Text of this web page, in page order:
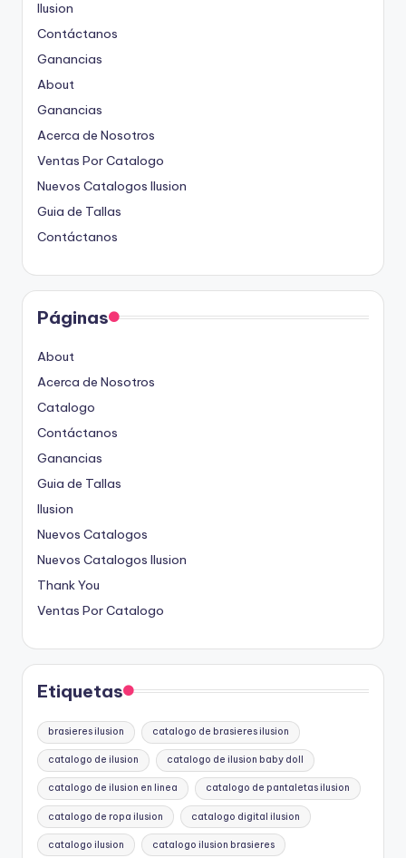
Ilusion
Contáctanos
Ganancias
About
Ganancias
Acerca de Nosotros
Ventas Por Catalogo
Nuevos Catalogos Ilusion
Guia de Tallas
Contáctanos
Páginas
About
Acerca de Nosotros
Catalogo
Contáctanos
Ganancias
Guia de Tallas
Ilusion
Nuevos Catalogos
Nuevos Catalogos Ilusion
Thank You
Ventas Por Catalogo
Etiquetas
brasieres ilusion catalogo de brasieres ilusion
catalogo de ilusion catalogo de ilusion baby doll
catalogo de ilusion en linea catalogo de pantaletas ilusion
catalogo de ropa ilusion catalogo digital ilusion
catalogo ilusion catalogo ilusion brasieres